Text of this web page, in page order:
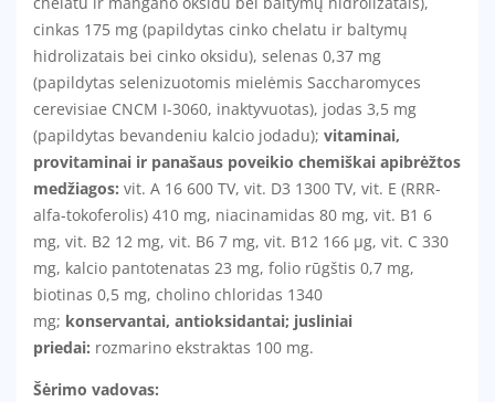
cinkas 175 mg (papildytas cinko chelatu ir baltymų
hidrolizatais bei cinko oksidu), selenas 0,37 mg
(papildytas selenizuotomis mielėmis Saccharomyces
cerevisiae CNCM I-3060, inaktyvuotas), jodas 3,5 mg
(papildytas bevandeniu kalcio jodadu); vitaminai,
provitaminai ir panašaus poveikio chemiškai apibrėžtos
medžiagos: vit. A 16 600 TV, vit. D3 1300 TV, vit. E (RRR-
alfa-tokoferolis) 410 mg, niacinamidas 80 mg, vit. B1 6
mg, vit. B2 12 mg, vit. B6 7 mg, vit. B12 166 µg, vit. C 330
mg, kalcio pantotenatas 23 mg, folio rūgštis 0,7 mg,
biotinas 0,5 mg, cholino chloridas 1340
mg; konservantai, antioksidantai; jusliniai
priedai: rozmarino ekstraktas 100 mg.
Šėrimo vadovas: